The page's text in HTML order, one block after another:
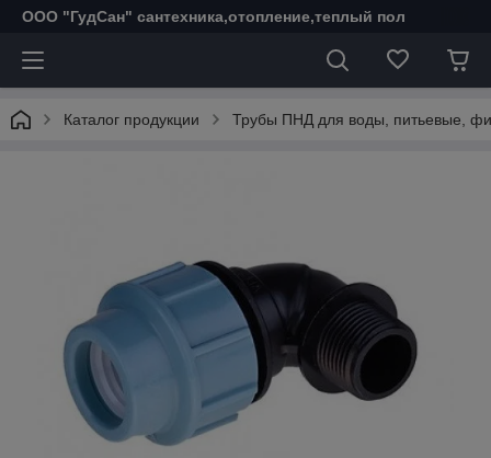
ООО "ГудСан" сантехника,отопление,теплый пол
Каталог продукции Трубы ПНД для воды, питьевые,